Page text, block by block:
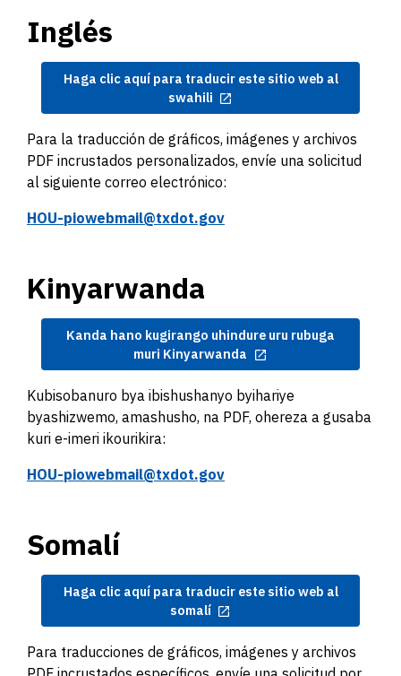
Inglés
Haga clic aquí para traducir este sitio web al
swahili
Para la traducción de gráficos, imágenes y archivos
PDF incrustados personalizados, envíe una solicitud
al siguiente correo electrónico:
HOU-piowebmail@txdot.gov
Kinyarwanda
Kanda hano kugirango uhindure uru rubuga
muri Kinyarwanda
Kubisobanuro bya ibishushanyo byihariye
byashizwemo, amashusho, na PDF, ohereza a gusaba
kuri e-imeri ikourikira:
HOU-piowebmail@txdot.gov
Somalí
Haga clic aquí para traducir este sitio web al
somalí
Para traducciones de gráficos, imágenes y archivos